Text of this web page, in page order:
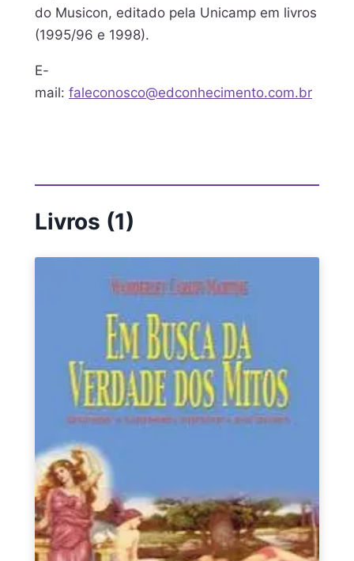
do Musicon, editado pela Unicamp em livros
(1995/96 e 1998).
E-
mail: faleconosco@edconhecimento.com.br
Livros (1)